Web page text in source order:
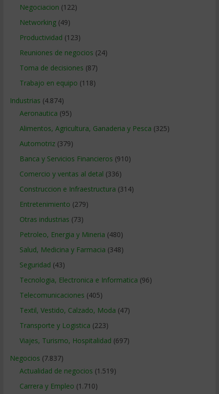
Negociacion (122)
Networking(49)
Productividad (123)
Reuniones de negocios (24)
Toma de decisiones (87)
Trabajo en equipo (118)
Industrias (4.874)
Aeronautica (95)
Alimentos, Agricultura, Ganaderia y Pesca (325)
Automotriz(379)
Banca y Servicios Financieros (910)
Comercio y ventas al detal (336)
Construccion e Infraestructura (314)
Entretenimiento (279)
Otras industrias (73)
Petroleo, Energia y Mineria (480)
Salud, Medicina y Farmacia (348)
Seguridad (43)
Tecnologia, Electronica e Informatica (96)
Telecomunicaciones (405)
Textil, Vestido, Calzado, Moda (47)
Transporte y Logistica (223)
Viajes, Turismo, Hospitalidad (697)
Negocios (7.837)
Actualidad de negocios (1.519)
Carrera y Empleo (1.710)